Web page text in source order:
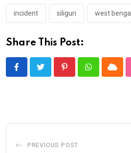
incident siliguri west bengal
Share This Post:
PinterestWhatsappCloud
PREVIOUS POST